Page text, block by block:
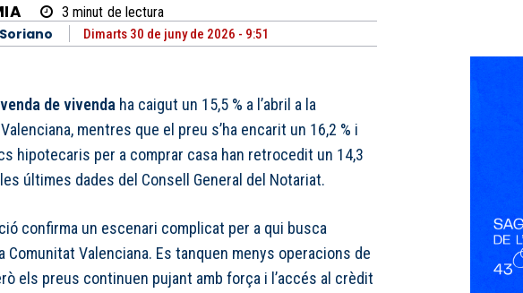
3 minut de lectura
Dimarts 30 de juny de 2026 - 9:51
de vivenda ha caigut un 15,5 % a l’abril a la
mentres que el preu s’ha encarit un 16,2 % i
hipotecaris per a comprar casa han retrocedit un 14,3
últimes dades del Consell General del Notariat.
confirma un escenari complicat per a qui busca
Comunitat Valenciana. Es tanquen menys operacions de
els preus continuen pujant amb força i l’accés al crèdit